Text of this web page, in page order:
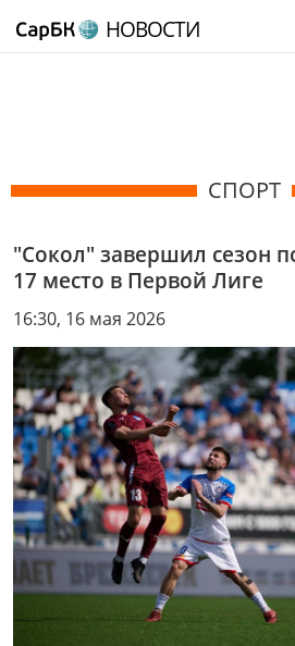
НОВОСТИ
СПОРТ
"Сокол" завершил сезон
17 место в Первой Лиге
16:30, 16 мая 2026